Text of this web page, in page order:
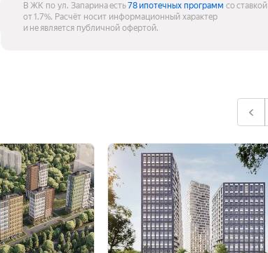
В ЖК по ул. Запарина есть78 ипотечных программ со ставкой
от 1.7%. Расчёт носит информационный характер
и не является публичной офертой.